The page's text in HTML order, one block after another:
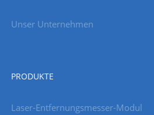
Unser Unternehmen
PRODUKTE
Laser-Entfernungsmesser-Modul